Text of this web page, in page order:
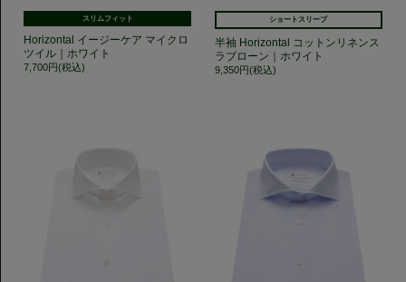
スリムフィット
Horizontal イージーケア マイクロ
ツイル｜ホワイト
7,700円(税込)
ショートスリーブ
半袖 Horizontal コットンリネンス
ラブローン｜ホワイト
9,350円(税込)